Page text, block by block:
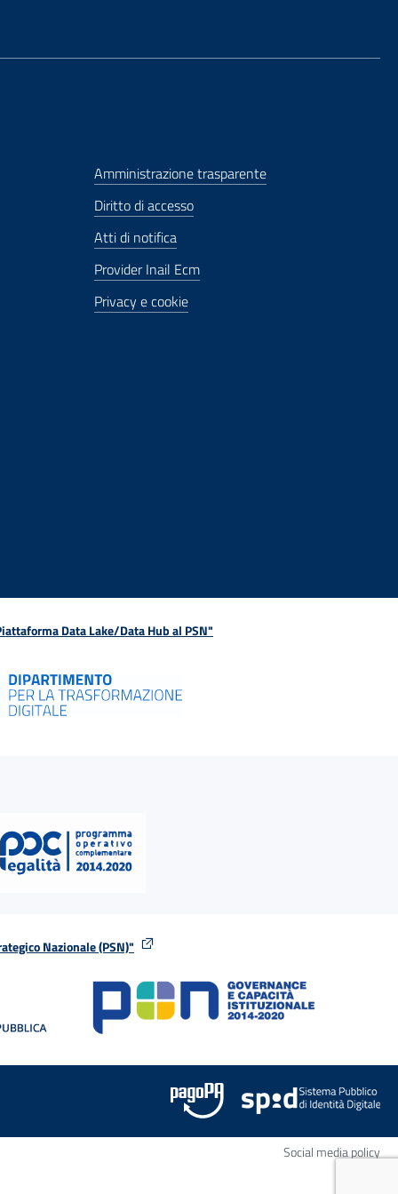
Amministrazione trasparente
Diritto di accesso
Atti di notifica
Provider Inail Ecm
Privacy e cookie
Data Lake/Data Hub al PSN"
Nazionale (PSN)"
stessa finestra
Social media policy